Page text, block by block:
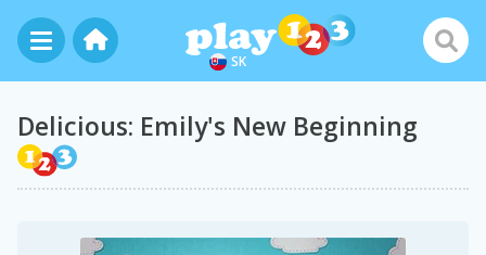
SK
Delicious: Emily's New Beginning